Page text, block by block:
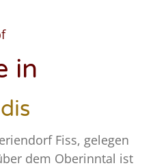
in
Fiss, gelegen
dem Oberinntal ist